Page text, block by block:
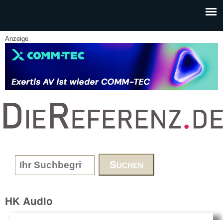
Anzeige
www.DieReferenz.de
Search form
HK Audio